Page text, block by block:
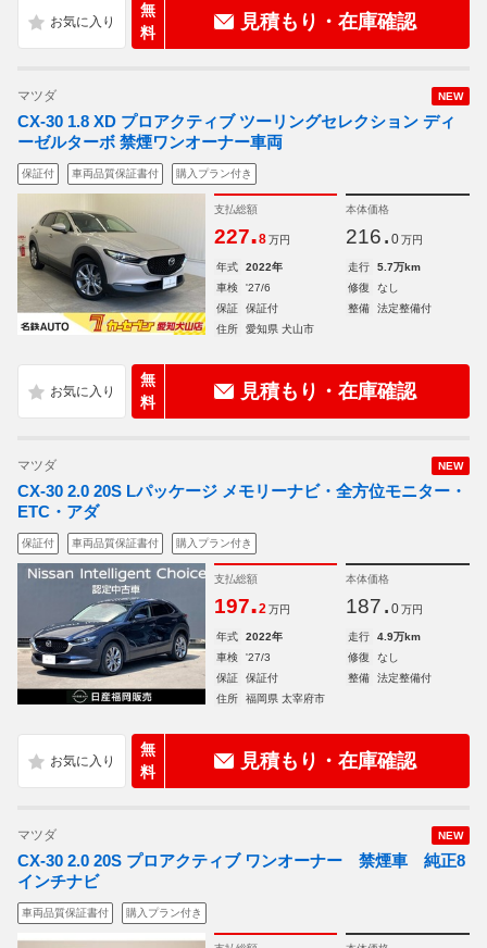
無
料
見積もり・在庫確認
NEW
マツダ
CX-30 1.8 XD プロアクティブ ツーリングセレクション ディ
ーゼルターボ 禁煙ワンオーナー車両
保証付 車両品質保証書付 購入プラン付き
支払総額
227.8 万円
本体価格
216. 0 万円
年式 2022年 走行
5.7万km
車検
'27/6 修復
なし
保証
保証付 整備
法定整備付
住所
愛知県 犬山市
無
料
見積もり・在庫確認
NEW
マツダ
CX-30 2.0 20S Lパッケージ メモリーナビ・全方位モニター・
ETC・アダ
保証付 車両品質保証書付 購入プラン付き
支払総額
197.2 万円
本体価格
187. 0 万円
年式 2022年 走行
4.9万km
車検
'27/3 修復
なし
保証
保証付 整備
法定整備付
住所
福岡県 太宰府市
無
料
見積もり・在庫確認
NEW
マツダ
CX-30 2.0 20S プロアクティブ ワンオーナー 禁煙車 純正8
インチナビ
車両品質保証書付 購入プラン付き